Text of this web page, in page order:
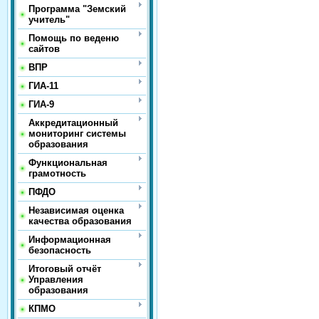
Программа "Земский
учитель"
Помощь по веденю
сайтов
ВПР
ГИА-11
ГИА-9
Аккредитационный
мониторинг системы
образования
Функциональная
грамотность
ПФДО
Независимая оценка
качества образования
Информационная
безопасность
Итоговый отчёт
Управления
образования
КПМО